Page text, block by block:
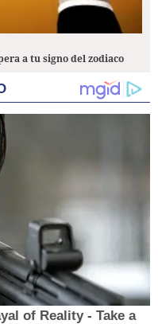
a tu signo del zodiaco
of Reality - Take a